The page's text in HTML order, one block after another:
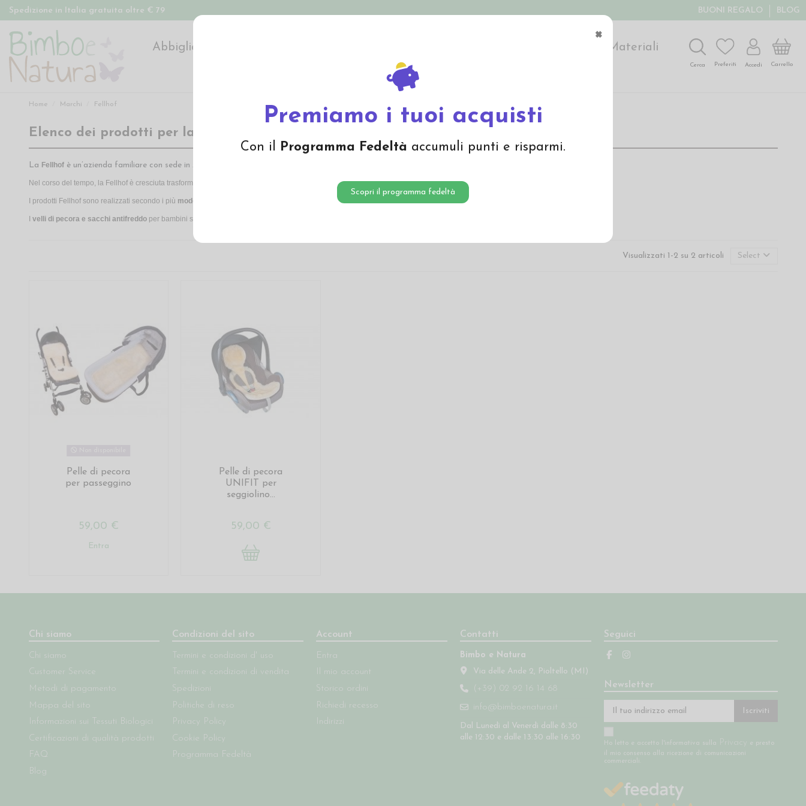
×
Premiamo i tuoi acquisti
Con il Programma Fedeltà accumuli punti e risparmi.
Scopri il programma fedeltà
Spedizione in Italia gratuita oltre € 79 BUONI REGALO BLOG
Abbigliamento
Materiali
Offerte
Cerca Preferiti Accedi Carrello
Home Marchi Fellhof
Elenco dei prodotti per la marca Fellhof
La Fellhofè un’azienda familiare con sede in Austria che produce
Nel corso del tempo, la Fellhof è cresciuta trasformandosi da piccolo negozio in azienda internazionale leader nel settore.
I prodotti Fellhof sono realizzati secondo i più moderni metodi ecosostenibili e tutti i prodotti sono sottoposti a rigorosi controlli per garantire il più elevato standard qualitativo.
velli di pecora e sacchi antifreddoper bambini sono tutti
Visualizzati 1-2 su 2 articoli Select
Pelle di pecora
per passeggino
59,00 €
Entra
Pelle di pecora
UNIFIT per
seggiolino...
59,00 €
Chi siamo
Chi siamo
Customer Service
Metodi di pagamento
Mappa del sito
Informazioni sui Tessuti Biologici
Certificazioni di qualità prodotti
FAQ
Blog
Condizioni del sito
Termini e condizioni d' uso
Termini e condizioni di vendita
Spedizioni
Politiche di reso
Privacy Policy
Cookie Policy
Programma Fedeltà
Account
Entra
Il mio account
Storico ordini
Richiedi recesso
Indirizzi
Contatti
Bimbo e Natura
Via delle Ande 2, Pioltello (MI)
(+39) 02 92 16 14 68
info@bimboenatura.it
Dal Lunedì al Venerdì dalle 8:30
alle 12:30 e dalle 13:30 alle 16:30
Seguici
Newsletter
Iscriviti
Ho letto e accetto l'informativa sulla Privacy
e presto
il mio consenso alla ricezione di comunicazioni
commerciali.